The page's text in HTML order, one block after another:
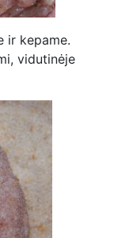
ir kepame.
vidutinėje